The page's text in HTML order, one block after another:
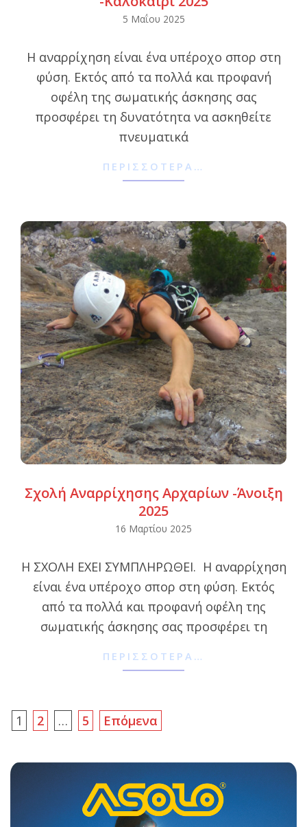
05
5 Μαΐου 2025
Η αναρρίχηση είναι ένα υπέροχο σπορ στη
φύση. Εκτός από τα πολλά και προφανή
οφέλη της σωματικής άσκησης σας
προσφέρει τη δυνατότητα να ασκηθείτε
πνευματικά
ΠΕΡΙΣΣΌΤΕΡΑ…
Σχολή Αναρρίχησης Αρχαρίων -Άνοιξη
2025
16
16 Μαρτίου 2025
Η ΣΧΟΛΗ ΕΧΕΙ ΣΥΜΠΛΗΡΩΘΕΙ. Η αναρρίχηση
είναι ένα υπέροχο σπορ στη φύση. Εκτός
από τα πολλά και προφανή οφέλη της
σωματικής άσκησης σας προσφέρει τη
ΠΕΡΙΣΣΌΤΕΡΑ…
Σελιδοποίηση
1 2 … 5 Επόμενα